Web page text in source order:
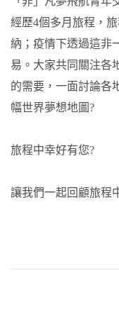
經歷4個多月旅程，
納；疫情下透過這非
易。大家共同關注各
的需要，一面討論各
幅世界夢想地圖?
旅程中幸好有您?
讓我們一起回顧旅程